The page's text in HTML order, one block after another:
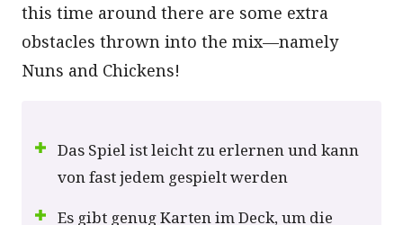
this time around there are some extra
obstacles thrown into the mix—namely
Nuns and Chickens!
Das Spiel ist leicht zu erlernen und kann
von fast jedem gespielt werden
Es gibt genug Karten im Deck, um die